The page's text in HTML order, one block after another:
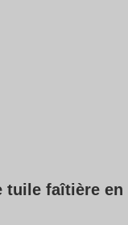
tuile faîtière en